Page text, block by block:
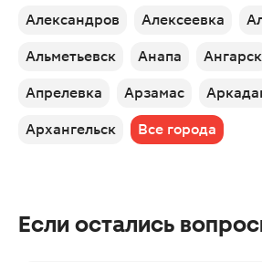
Александров Алексеевка
Альметьевск Анапа Ангарск
Апрелевка Арзамас
Архангельск Все города
Если остались